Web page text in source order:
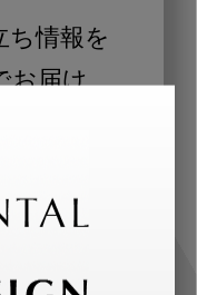
ち情報を
お届け
科医師、歯
合わせた内
けします。